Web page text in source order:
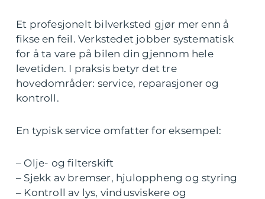
Et profesjonelt bilverksted gjør mer enn å
fikse en feil. Verkstedet jobber systematisk
for å ta vare på bilen din gjennom hele
levetiden. I praksis betyr det tre
hovedområder: service, reparasjoner og
kontroll.
En typisk service omfatter for eksempel:
– Olje- og filterskift
– Sjekk av bremser, hjuloppheng og styring
– Kontroll av lys, vindusviskere og